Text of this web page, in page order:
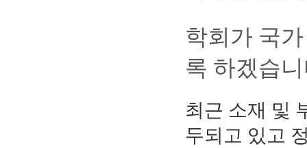
학회가 국
록 하겠습
최근 소재 및
두되고 있고